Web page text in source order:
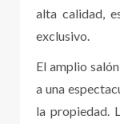
alta calidad,
exclusivo.
El amplio
a una
la propiedad.